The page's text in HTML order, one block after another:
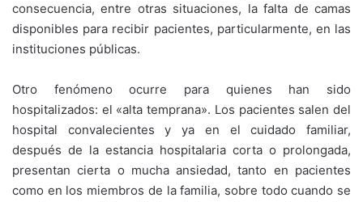
consecuencia, entre otras situaciones, la falta de camas
disponibles para recibir pacientes, particularmente, en las
instituciones públicas.
Otro fenómeno ocurre para quienes han sido
hospitalizados: el «alta temprana». Los pacientes salen del
hospital convalecientes y ya en el cuidado familiar,
después de la estancia hospitalaria corta o prolongada,
presentan cierta o mucha ansiedad, tanto en pacientes
como en los miembros de la familia, sobre todo cuando se